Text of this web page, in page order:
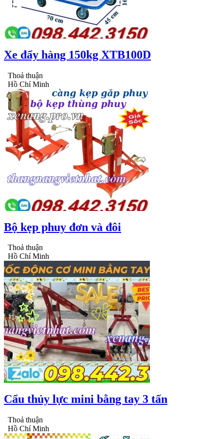
Xe đẩy hàng 150kg XTB100D
Thoả thuận
Hồ Chí Minh
Bộ kẹp phuy đơn và đôi
Thoả thuận
Hồ Chí Minh
Cẩu thủy lực mini bằng tay 3 tấn
Thoả thuận
Hồ Chí Minh